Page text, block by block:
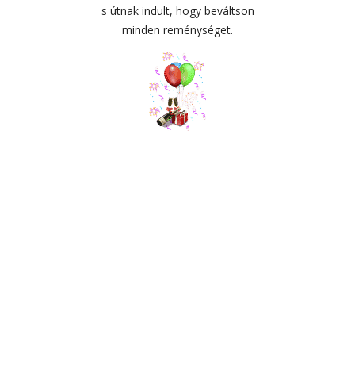
s útnak indult, hogy beváltson
minden reménységet.